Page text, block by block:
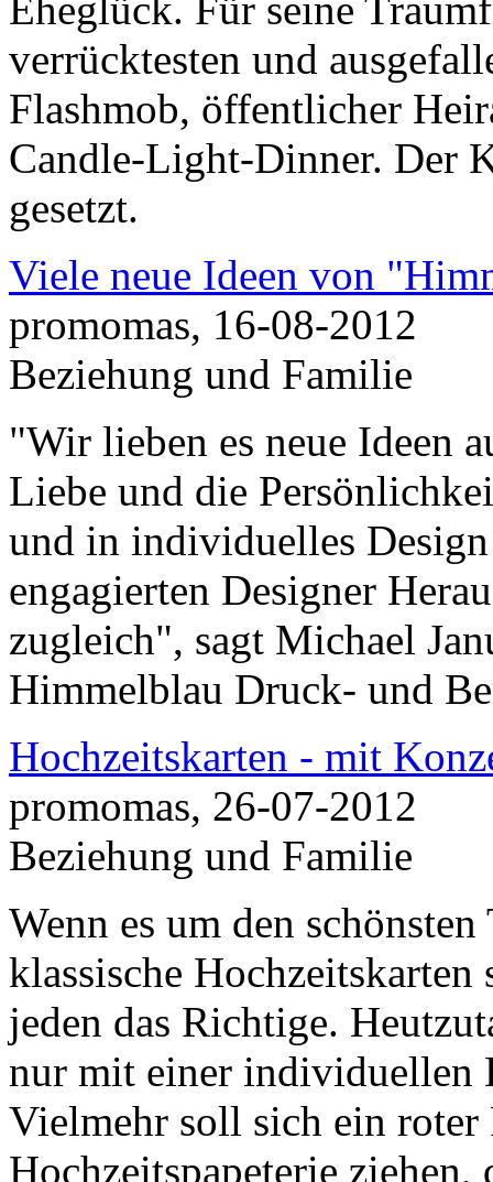
verrücktesten und
Flashmob, öffentlicher
Candle-Light-Dinner. Der
gesetzt.
Viele neue Ideen von
promomas, 16-08-2012
Beziehung und Familie
"Wir lieben es neue Ideen
Liebe und die
und in individuelles
engagierten Designer
zugleich", sagt Michael
Himmelblau Druck- und
Hochzeitskarten - mit
promomas, 26-07-2012
Beziehung und Familie
Wenn es um den
klassische
jeden das Richtige.
nur mit einer individuellen
Vielmehr soll sich ein roter
Hochzeitspapeterie